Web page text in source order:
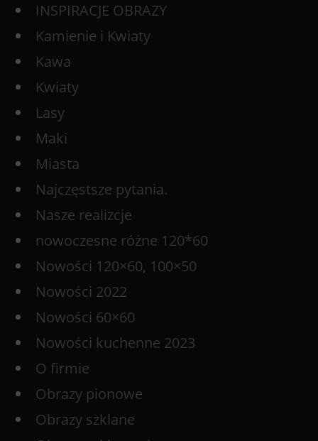
INSPIRACJE OBRAZY
Kamienie i Kwiaty
Kawa
Kwiaty
Lasy
Maki
Miasta
Najczęstsze pytania.
Nasze realizcje
nowoczesne różne 120*60
Nowości 120×60, 100×50
Nowości 2022
Nowości 60×60
Nowości kuchenne 2023
O firmie
Obrazy pionowe
Obrazy szklane